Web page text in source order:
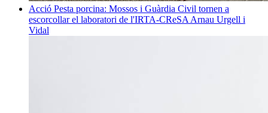
Acció Pesta porcina: Mossos i Guàrdia Civil tornen a
escorcollar el laboratori de l'IRTA-CReSA Arnau Urgell i
Vidal